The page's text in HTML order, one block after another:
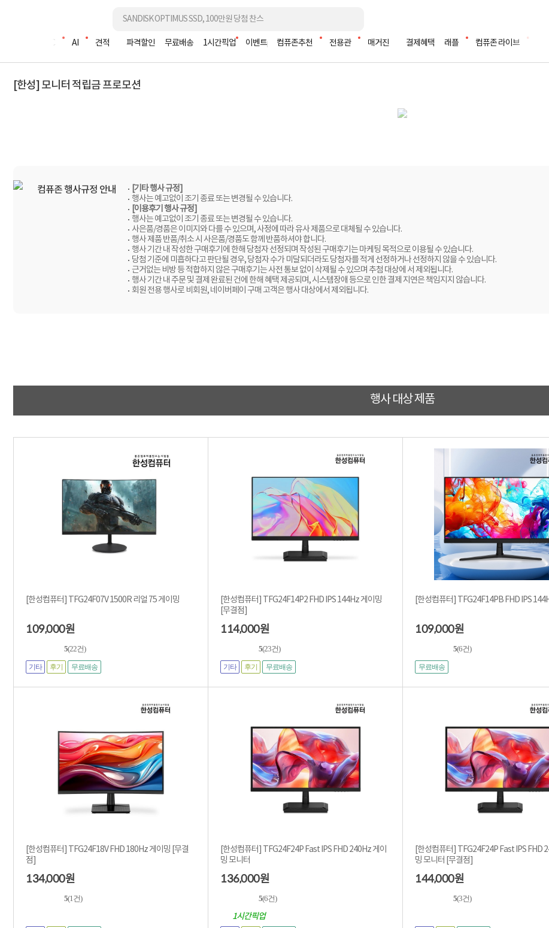
조립PC AI 견적 파격할인 무료배송 1시간픽업 이벤트 컴퓨존추천 전용관 매거진 결제혜택 래플 컴퓨존 라이브
[한성] 모니터 적립금 프로모션
컴퓨존 행사규정 안내
[기타 행사 규정]
행사는 예고없이 조기 종료 또는 변경될 수 있습니다.
[이용후기 행사 규정]
행사는 예고없이 조기 종료 또는 변경될 수 있습니다.
사은품/경품은 이미지와 다를 수 있으며, 사정에 따라 유사 제품으로 대체될 수 있습니다.
행사 제품 반품/취소 시 사은품/경품도 함께 반품하셔야 합니다.
행사 기간 내 작성한 구매후기에 한해 당첨자 선정되며 작성된 구매후기는 마케팅 목적으로 이용될 수 있습니다.
당첨 기준에 미흡하다고 판단될 경우, 당첨자 수가 미달되더라도 당첨자를 적게 선정하거나 선정하지 않을 수 있습니다.
근거없는 비방 등 적합하지 않은 구매후기는 사전 통보 없이 삭제될 수 있으며 추첨 대상에 서 제외됩니다.
행사 기간 내 주문 및 결제 완료된 건에 한해 혜택 제공되며, 시스템장애 등으로 인한 결제 지연은 책임지지 않습니다.
회원 전용 행사로 비회원, 네이버페이 구매 고객은 행사 대상에서 제외됩니다.
행사 대상 제품
[한성컴퓨터] TFG24F07V 1500R 리얼 75 게이밍
109,000원
5(22건)
무료배송
기타 후기
[한성컴퓨터] TFG24F14P2 FHD IPS 144Hz 게이밍
[무결점]
114,000원
5(23건)
무료배송
기타 후기
[한성컴퓨터] TFG24F14PB FHD IPS
109,000원
5(6건)
무료배송
[한성컴퓨터] TFG24F18V FHD 180Hz 게이밍 [무결
점]
134,000원
5(1건)
[한성컴퓨터] TFG24F24P Fast IPS FHD 240Hz 게이
밍 모니터
136,000원
5(6건)
1시간픽업
[한성컴퓨터] TFG24F24P Fast IPS FHD
밍 모니터 [무결점]
144,000원
5(3건)